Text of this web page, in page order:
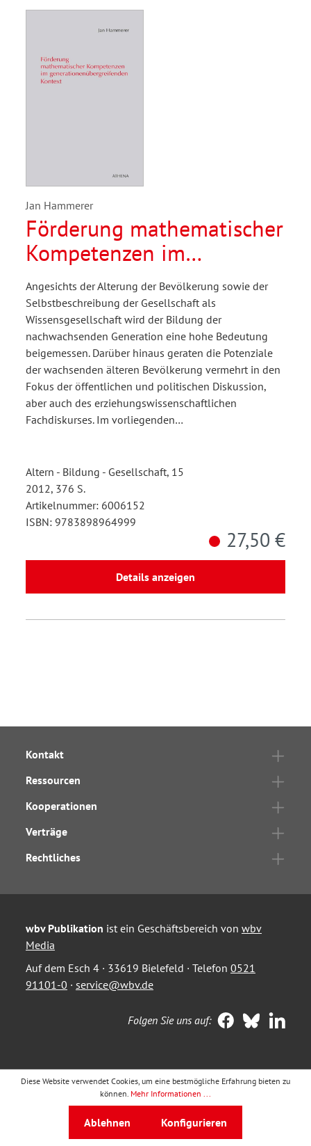
Jan Hammerer
Förderung mathematischer
Kompetenzen im
generationenübergreifenden
Kontext
Angesichts der Alterung der Bevölkerung sowie der
Selbstbeschreibung der Gesellschaft als
Wissensgesellschaft wird der Bildung der
nachwachsenden Generation eine hohe Bedeutung
beigemessen. Darüber hinaus geraten die Potenziale
der wachsenden älteren Bevölkerung vermehrt in den
Fokus der öffentlichen und politischen Diskussion,
aber auch des erziehungswissenschaftlichen
Fachdiskurses. Im vorliegenden…
Altern - Bildung - Gesellschaft, 15
2012, 376 S.
Artikelnummer: 6006152
ISBN: 9783898964999
27,50 €
Details anzeigen
Kontakt
Ressourcen
Kooperationen
Verträge
Rechtliches
wbv Publikation ist ein Geschäftsbereich von wbv
Media
Auf dem Esch 4 · 33619 Bielefeld · Telefon 0521
91101-0 · service@wbv.de
Folgen Sie uns auf:
Diese Website verwendet Cookies, um eine bestmögliche Erfahrung bieten zu
können. Mehr Informationen ...
Ablehnen Konfigurieren